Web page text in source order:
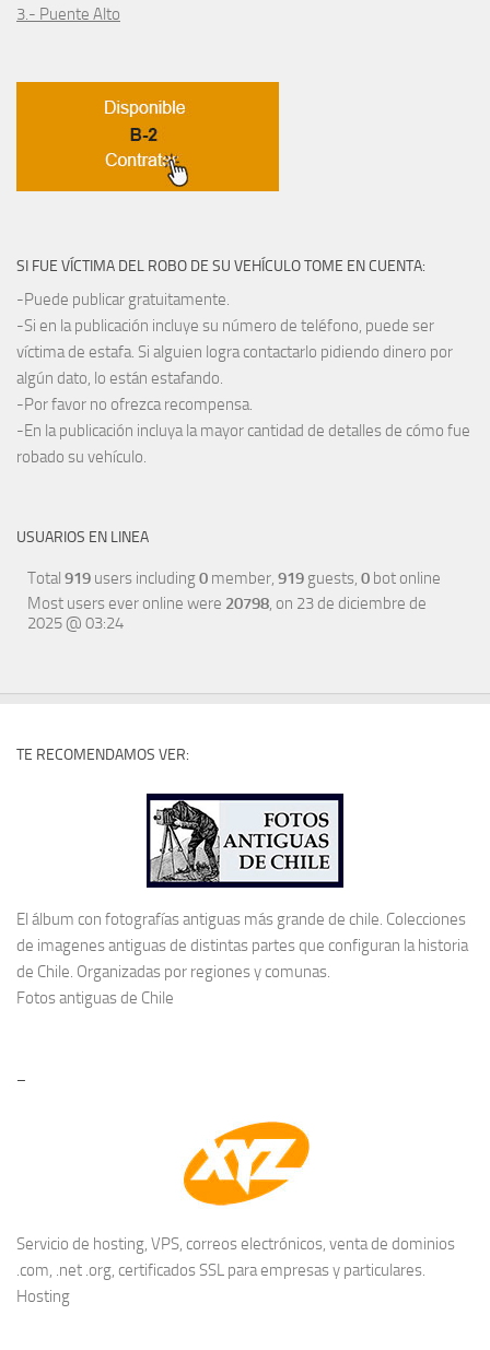
3.- Puente Alto
SI FUE VÍCTIMA DEL ROBO DE SU VEHÍCULO TOME EN CUENTA:
-Puede publicar gratuitamente.
-Si en la publicación incluye su número de teléfono, puede ser
víctima de estafa. Si alguien logra contactarlo pidiendo dinero por
algún dato, lo están estafando.
-Por favor no ofrezca recompensa.
-En la publicación incluya la mayor cantidad de detalles de cómo fue
robado su vehículo.
USUARIOS EN LINEA
Total 919 users including0 member, 919 guests, 0 bot online
Most users ever online were 20798, on 23 de diciembre de
2025 @ 03:24
TE RECOMENDAMOS VER:
El álbum con fotografías antiguas más grande de chile. Colecciones
de imagenes antiguas de distintas partes que configuran la historia
de Chile. Organizadas por regiones y comunas.
Fotos antiguas de Chile
–
Servicio de hosting, VPS, correos electrónicos, venta de dominios
.com, .net .org, certificados SSL para empresas y particulares.
Hosting